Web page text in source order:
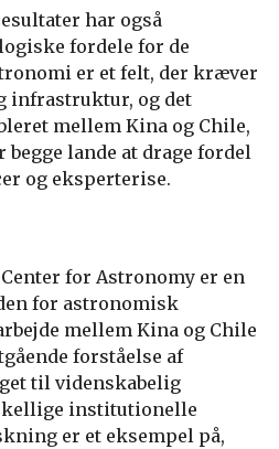
har også
fordele for de
er et felt, der kræver
infrastruktur, og det
mellem Kina og Chile,
lande at drage fordel
og eksperterise.
for Astronomy er en
for astronomisk
mellem Kina og Chile
forståelse af
til videnskabelig
institutionelle
er et eksempel på,